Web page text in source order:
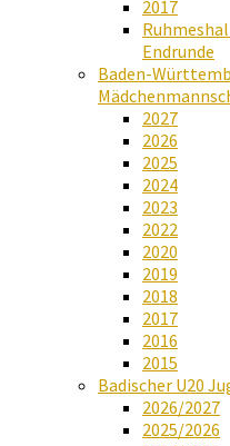
2017
Endrunde
Baden-
2027
2026
2025
2024
2023
2022
2020
2019
2018
2017
2016
2015
Badischer U20
2026/2027
2025/2026